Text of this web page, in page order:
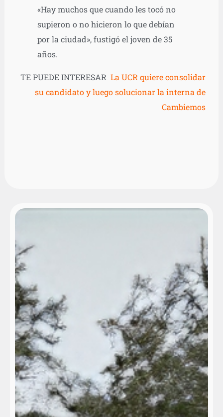
«Hay muchos que cuando les tocó no
supieron o no hicieron lo que debían
por la ciudad», fustigó el joven de 35
años.
TE PUEDE INTERESARLa UCR quiere consolidar
su candidato y luego solucionar la interna de
Cambiemos